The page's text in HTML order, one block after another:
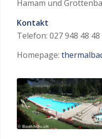
Hamam und
Kontakt
Telefon: 027 948 48 48
Homepage: